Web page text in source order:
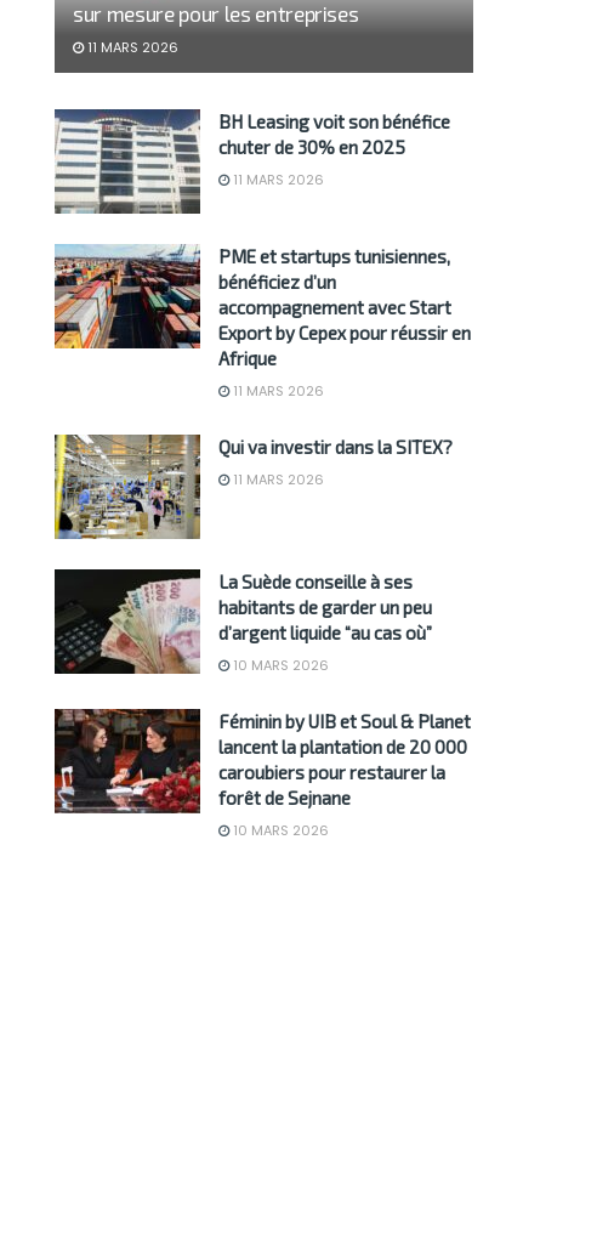
sur mesure pour les entreprises
11 MARS 2026
BH Leasing voit son bénéfice
chuter de 30% en 2025
11 MARS 2026
PME et startups tunisiennes,
bénéficiez d’un
accompagnement avec Start
Export by Cepex pour réussir en
Afrique
11 MARS 2026
Qui va investir dans la SITEX?
11 MARS 2026
La Suède conseille à ses
habitants de garder un peu
d’argent liquide “au cas où”
10 MARS 2026
Féminin by UIB et Soul & Planet
lancent la plantation de 20 000
caroubiers pour restaurer la
forêt de Sejnane
10 MARS 2026